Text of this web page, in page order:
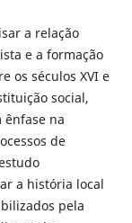
a relação
e a formação
os séculos XVI e
social,
na
de
a história local
pela